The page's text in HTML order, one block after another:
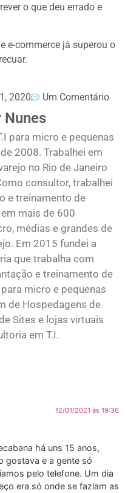
o que deu errado e
e-commerce já superou o
2020 Um Comentário
Nunes
para micro e pequenas
2008. Trabalhei em
no Rio de Janeiro
consultor, trabalhei
e treinamento de
mais de 600
médias e grandes de
Em 2015 fundei a
que trabalha com
e treinamento de
micro e pequenas
de Hospedagens de
Sites e lojas virtuais
em T.I.
12/01/2021 às 19:36
há uns 15 anos,
gostava e a gente só
pelo telefone. Um dia
era só onde se faziam as